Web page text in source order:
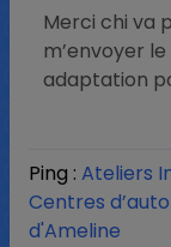
Merci chi va
m’envoyer
adaptation
Ping : Ateliers
Centres
d'Ameline